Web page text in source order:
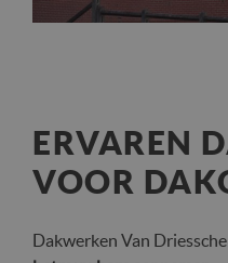
ERVAREN
VOOR
Dakwerken Van